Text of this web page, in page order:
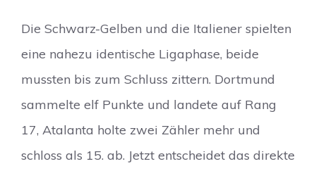
Die Schwarz-Gelben und die Italiener spielten
eine nahezu identische Ligaphase, beide
mussten bis zum Schluss zittern. Dortmund
sammelte elf Punkte und landete auf Rang
17, Atalanta holte zwei Zähler mehr und
schloss als 15. ab. Jetzt entscheidet das direkte